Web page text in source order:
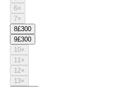
6×
7×
8£300
9£300
10×
11×
12×
13×